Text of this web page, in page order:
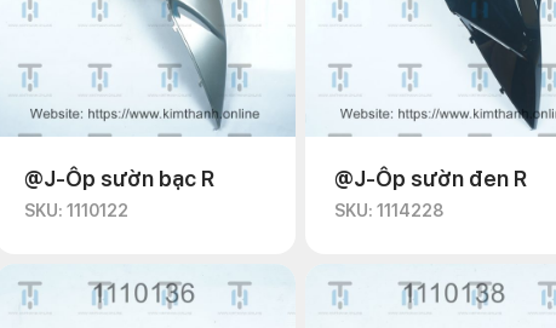
@J-Ốp sườn bạc R
SKU: 1110122
@J-Ốp sườn đen R
SKU: 1114228